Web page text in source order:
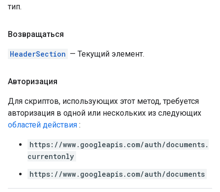
тип.
Возвращаться
HeaderSection — Текущий элемент.
Авторизация
Для скриптов, использующих этот метод, требуется
авторизация в одной или нескольких из следующих
областей действия :
https://www.googleapis.com/auth/documents.
currentonly
https://www.googleapis.com/auth/documents